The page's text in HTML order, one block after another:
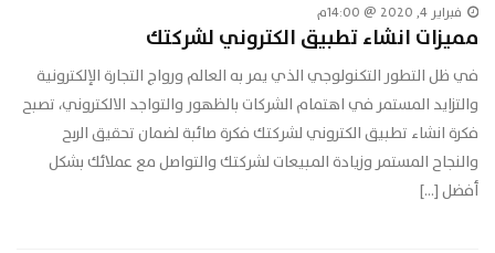
فبراير 4, 2020 @ 14:00م
مميزات انشاء تطبيق الكتروني لشركتك
في ظل التطور التكنولوجي الذي يمر به العالم ورواج التجارة الإلكترونية
والتزايد المستمر في اهتمام الشركات بالظهور والتواجد الالكتروني، تصبح
فكرة انشاء تطبيق الكتروني لشركتك فكرة صائبة لضمان تحقيق الربح
والنجاح المستمر وزيادة المبيعات لشركتك والتواصل مع عملائك بشكل
أفضل […]